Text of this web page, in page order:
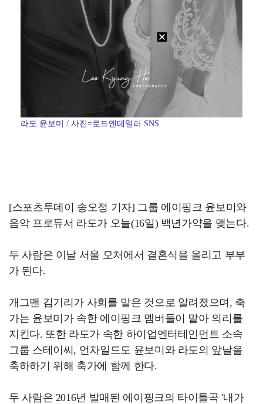
라도 윤보미 / 사진=로드앤테일러 SNS
[스포츠투데이 송오정 기자] 그룹 에이핑크 윤보미와
음악 프로듀서 라도가 오늘(16일) 백년가약을 맺는다.
두 사람은 이날 서울 모처에서 결혼식을 올리고 부부
가 된다.
개그맨 김기리가 사회를 맡은 것으로 알려졌으며, 축
가는 윤보미가 속한 에이핑크 멤버들이 맡아 의리를
지킨다. 또한 라도가 속한 하이업엔터테인먼트 소속
그룹 스테이씨, 언차일드도 윤보미와 라도의 앞날을
축하하기 위해 축가에 함께 한다.
두 사람은 2016년 발매된 에이핑크의 타이틀곡 '내가